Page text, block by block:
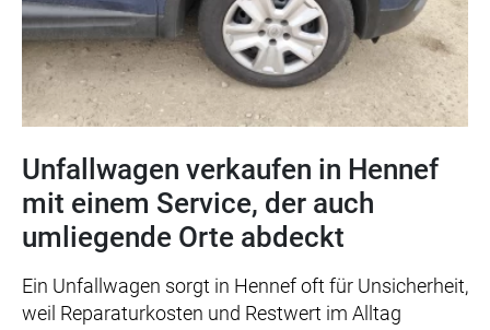
Unfallwagen verkaufen in Hennef
mit einem Service, der auch
umliegende Orte abdeckt
Ein Unfallwagen sorgt in Hennef oft für Unsicherheit,
weil Reparaturkosten und Restwert im Alltag